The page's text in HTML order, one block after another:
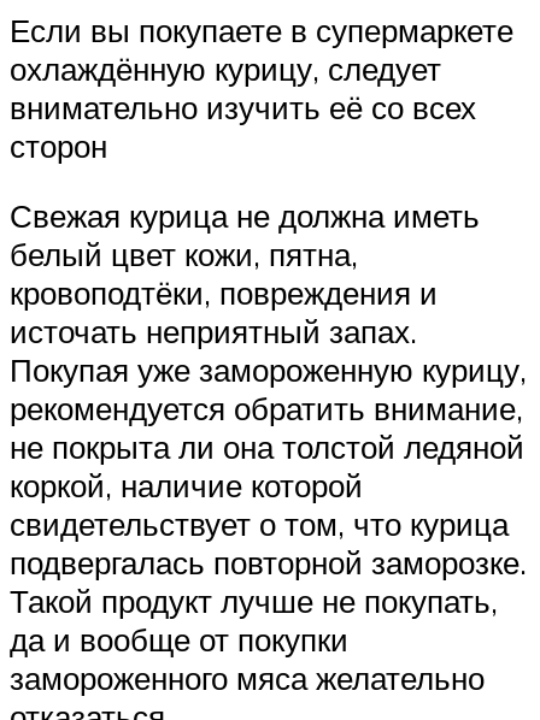
Если вы покупаете в супермаркете
охлаждённую курицу, следует
внимательно изучить её со всех
сторон
Свежая курица не должна иметь
белый цвет кожи, пятна,
кровоподтёки, повреждения и
источать неприятный запах.
Покупая уже замороженную курицу,
рекомендуется обратить внимание,
не покрыта ли она толстой ледяной
коркой, наличие которой
свидетельствует о том, что курица
подвергалась повторной заморозке.
Такой продукт лучше не покупать,
да и вообще от покупки
замороженного мяса желательно